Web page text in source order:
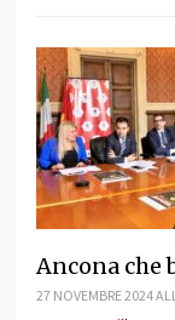
Ancona
27 NOVEMBRE 2024